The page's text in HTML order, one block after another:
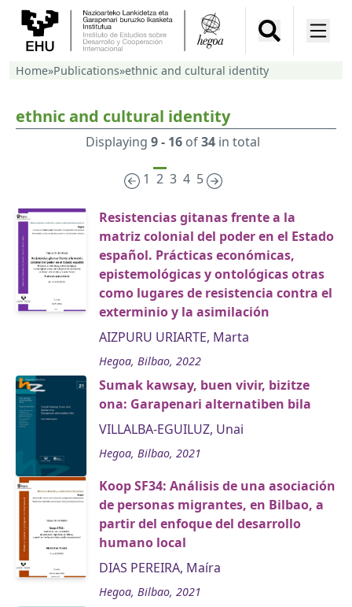
Home»Publications»ethnic and cultural identity
ethnic and cultural identity
Displaying 9 - 16 of34 in total
1 2 3 4 5
Resistencias gitanas frente a la
matriz colonial del poder en el Estado
español. Prácticas económicas,
epistemológicas y ontológicas otras
como lugares de resistencia contra el
exterminio y la asimilación
AIZPURU URIARTE, Marta
Hegoa, Bilbao, 2022
Sumak kawsay, buen vivir, bizitze
ona: Garapenari alternatiben bila
VILLALBA-EGUILUZ, Unai
Hegoa, Bilbao, 2021
Koop SF34: Análisis de una asociación
de personas migrantes, en Bilbao, a
partir del enfoque del desarrollo
humano local
DIAS PEREIRA, Maíra
Hegoa, Bilbao, 2021